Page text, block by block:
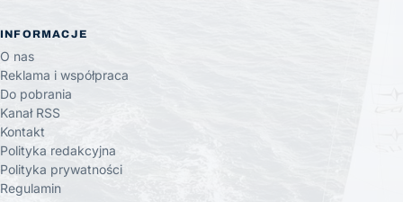
INFORMACJE
O nas
Reklama i współpraca
Do pobrania
Kanał RSS
Kontakt
Polityka redakcyjna
Polityka prywatności
Regulamin